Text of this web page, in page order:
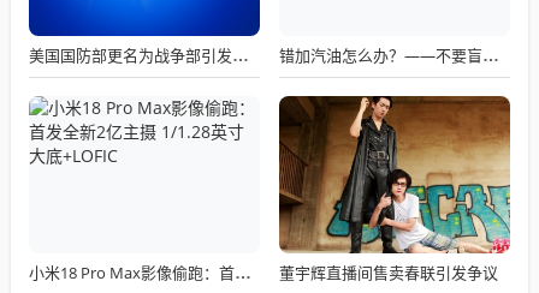
美国国防部更名为战争部引发关注热议 错加汽油怎么办？——不要盲目混合使用不同标号汽油
小米18 Pro Max影像偷跑：首发全新2亿主摄 1/1.28英寸大底+LOFIC 董宇辉直播间售卖春联引发争议